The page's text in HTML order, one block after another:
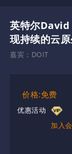
英特尔David
现持续的云
嘉宾： DOIT
价格:免费
优惠活动
加入